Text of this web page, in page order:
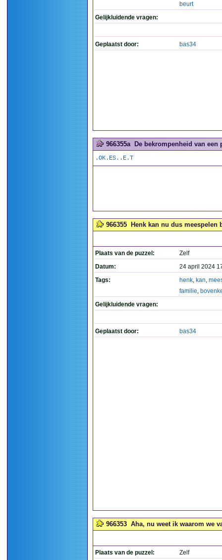
beurt
Gelijkluidende vragen:
Geplaatst door: bas34
966355a De bekrompenheid van een
.OK.ES..E.T
966355 Henk kan nu dus meespelen
Plaats van de puzzel:
Zelf
Datum:
24 april 2024
Tags:
henk, kan,
familie,
Gelijkluidende vragen:
Geplaatst door: bas34
966353 Aha, nu weet ik waarom we
Plaats van de puzzel:
Zelf